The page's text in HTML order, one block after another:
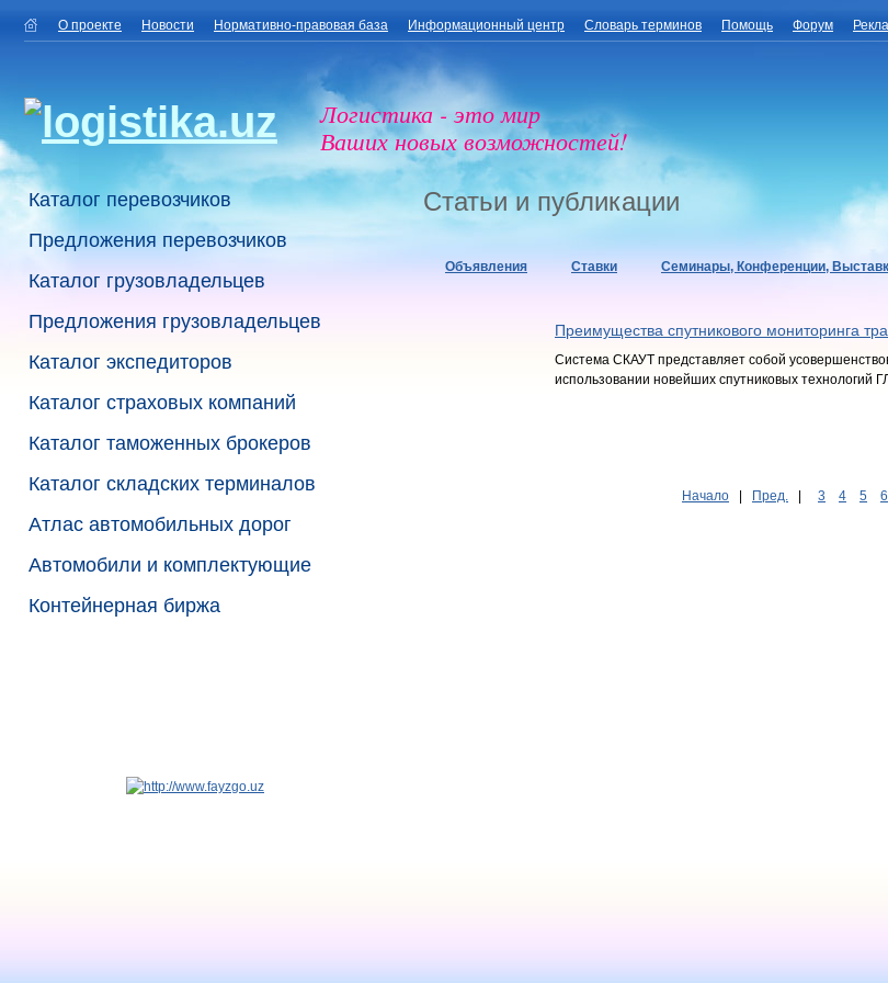
О проекте Новости Нормативно-правовая база Информационный центр Словарь терминов Помощь Форум
Логистика - это мир
Ваших новых возможностей!
Каталог перевозчиков
Предложения перевозчиков
Каталог грузовладельцев
Предложения грузовладельцев
Каталог экспедиторов
Каталог страховых компаний
Каталог таможенных брокеров
Каталог складских терминалов
Атлас автомобильных дорог
Автомобили и комплектующие
Контейнерная биржа
Статьи и публикации
Объявления Ставки Семинары, Конференции,
Преимущества спутникового мониторинга
Система СКАУТ представляет собой
использовании новейших спутниковых технологий
Начало Пред. 3 4 5 6